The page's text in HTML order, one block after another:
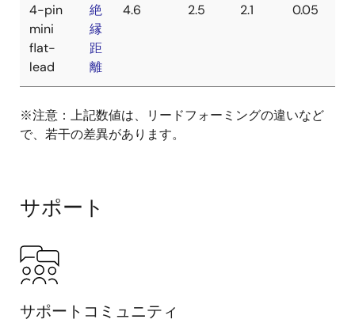
4-pin
mini
flat-
lead
絶
縁
距
離
4.6 2.5 2.1 0.05
※注意：上記数値は、リードフォーミングの違いなど
で、若干の差異があります。
サポート
サポートコミュニティ